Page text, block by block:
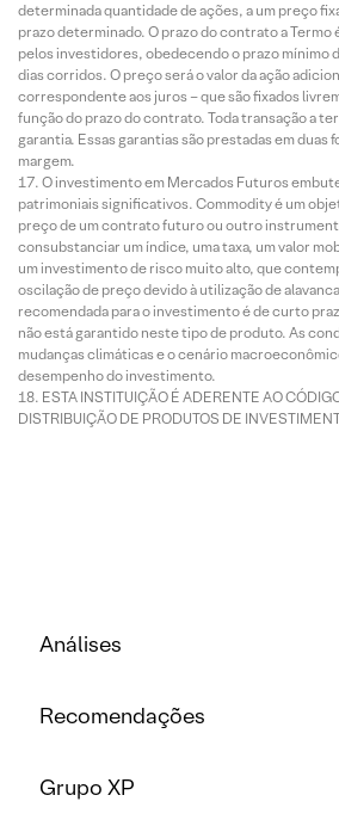
determinada quantidade de ações, a um preço
prazo determinado. O prazo do contrato a
pelos investidores, obedecendo o prazo mínimo
dias corridos. O preço será o valor da ação
correspondente aos juros – que são fixados
função do prazo do contrato. Toda transação a
garantia. Essas garantias são prestadas em duas
margem.
O investimento em Mercados Futuros
patrimoniais significativos. Commodity é um
preço de um contrato futuro ou outro
consubstanciar um índice, uma taxa, um valor
um investimento de risco muito alto, que
oscilação de preço devido à utilização de
recomendada para o investimento é de curto
não está garantido neste tipo de produto. As
mudanças climáticas e o cenário
desempenho do investimento.
ESTA INSTITUIÇÃO É ADERENTE AO
DISTRIBUIÇÃO DE PRODUTOS DE
Análises
Recomendações
Grupo XP